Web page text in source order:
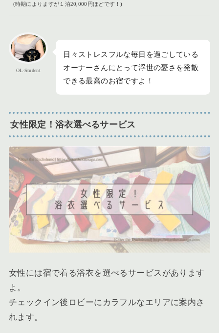
(時期によりますが１泊20,000円ほどです！)
OL-Student
日々ストレスフルな毎日を過ごしている
オーナーさんにとって浮世の憂さを発散
できる最高のお宿ですよ！
女性限定！浴衣選べるサービス
女性には宿で着る浴衣を選べるサービスがあります
よ。
チェックイン後ロビーにカラフルなエリアに案内さ
れます。